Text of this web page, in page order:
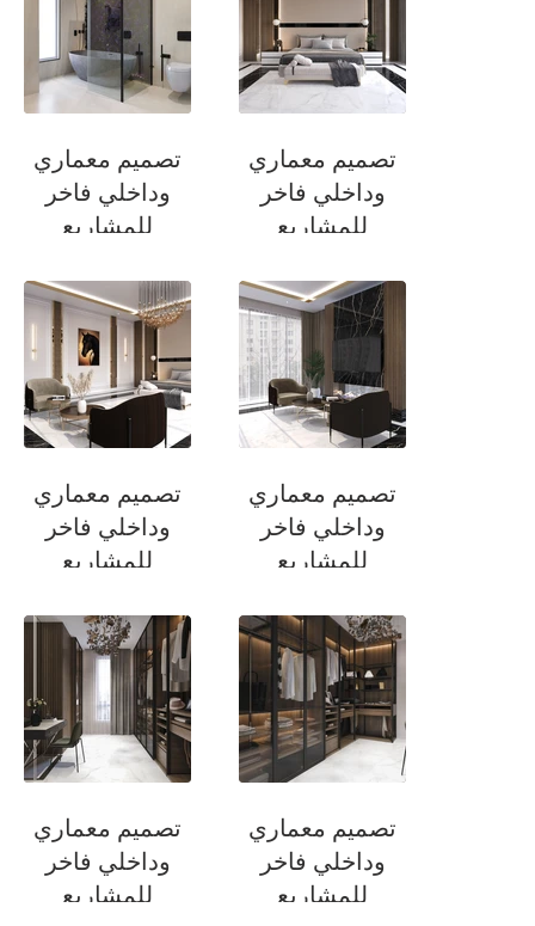
تصميم معماري
وداخلي فاخر
للمشاريع
حمام غرفة السويت
تصميم معماري
وداخلي فاخر
للمشاريع
غرفة نوم ماستر
تصميم معماري
وداخلي فاخر
للمشاريع
غرفة نوم ماستر
تصميم معماري
وداخلي فاخر
للمشاريع
غرفة نوم ماستر
تصميم معماري
وداخلي فاخر
للمشاريع
تصميم معماري
وداخلي فاخر
للمشاريع